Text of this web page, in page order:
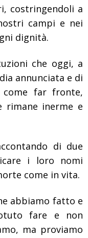
costringendoli a
campi e nei
dignità.
che oggi, a
annunciata e di
come far fronte,
rimane inerme e
di due
i loro nomi
come in vita.
abbiamo fatto e
fare e non
ma proviamo